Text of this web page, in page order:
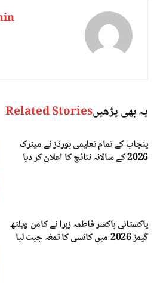
یہ بھی پڑھیںRelated Stories
پنجاب کے تمام تعلیمی بورڈز نے میٹرک
2026 کے سالانہ نتائج کا اعلان کر دیا
پاکستانی باکسر فاطمہ زہرا نے کامن ویلتھ
گیمز 2026 میں کانسی کا تمغہ جیت لیا